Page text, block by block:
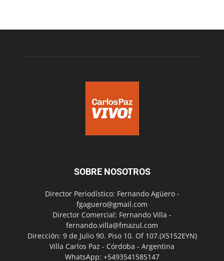
SOBRE NOSOTROS
Director Periodístico: Fernando Agüero -
fgaguero@gmail.com
Director Comercial: Fernando Villa -
fernando.villa@fmazul.com
Dirección: 9 de Julio 90. Piso 10. Of 107.(X5152EYN)
Villa Carlos Paz - Córdoba - Argentina
WhatsApp: +5493541585147